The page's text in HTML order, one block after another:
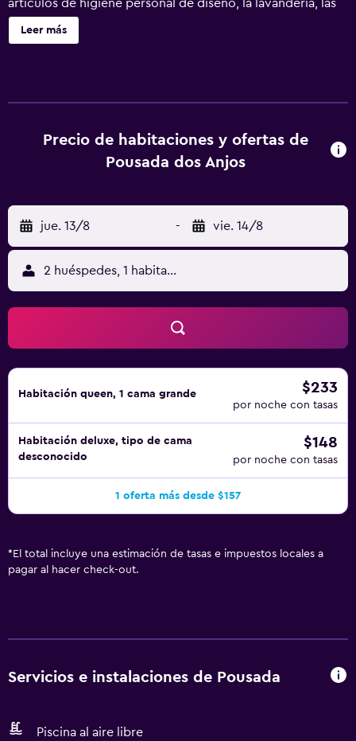
artículos de higiene personal de diseño, la lavandería, las
toallas y el área de pícnic.
Leer más
Precio de habitaciones y ofertas de
Pousada dos Anjos
jue. 13/8 - vie. 14/8
2 huéspedes, 1 habitación
Habitación queen, 1 cama grande $233
por noche con tasas
Habitación deluxe, tipo de cama
desconocido
$148
por noche con tasas
1 oferta más desde $157
* El total incluye una estimación de tasas e impuestos locales a
pagar al hacer check-out.
Servicios e instalaciones de Pousada
Piscina al aire libre